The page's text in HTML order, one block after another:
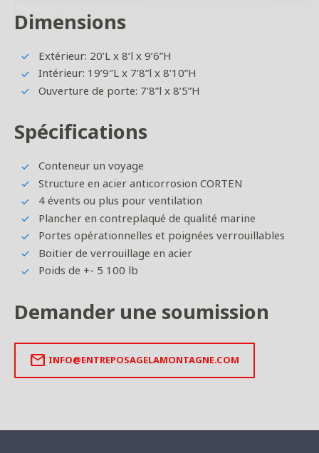
Dimensions
Extérieur: 20’L x 8’l x 9’6”H
Intérieur: 19’9″L x 7’8”l x 8’10”H
Ouverture de porte: 7’8”l x 8’5”H
Spécifications
Conteneur un voyage
Structure en acier anticorrosion CORTEN
4 évents ou plus pour ventilation
Plancher en contreplaqué de qualité marine
Portes opérationnelles et poignées verrouillables
Boitier de verrouillage en acier
Poids de +- 5 100 lb
Demander une soumission
mail INFO@ENTREPOSAGELAMONTAGNE.COM